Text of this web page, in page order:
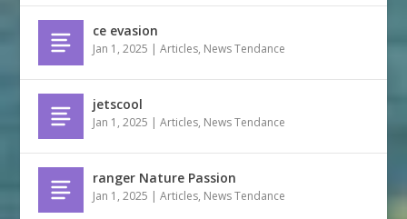
ce evasion
Jan 1, 2025 |Articles, News Tendance
jetscool
Jan 1, 2025 |Articles, News Tendance
ranger Nature Passion
Jan 1, 2025 |Articles, News Tendance